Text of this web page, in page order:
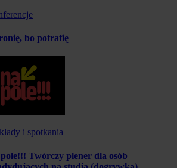
bo potrafię
i spotkania
Twórczy plener dla osób